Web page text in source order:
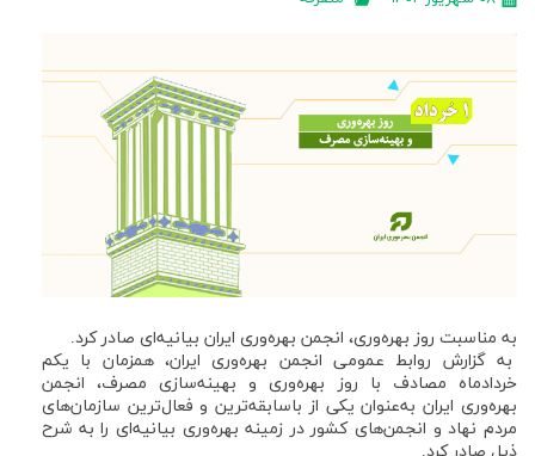
به مناسبت روز بهره‌وری، انجمن بهره‌وری ایران بیانیه‌ای صادر کرد.
به گزارش روابط عمومی انجمن بهره‌وری ایران، همزمان با یکم
خردادماه مصادف با روز بهره‌وری و بهینه‌سازی مصرف، انجمن
بهره‌وری ایران به‌عنوان یکی از باسابقه‌ترین و فعال‌ترین سازمان‌های
مردم نهاد و انجمن‌های کشور در زمینه بهره‌وری بیانیه‌ای را به شرح